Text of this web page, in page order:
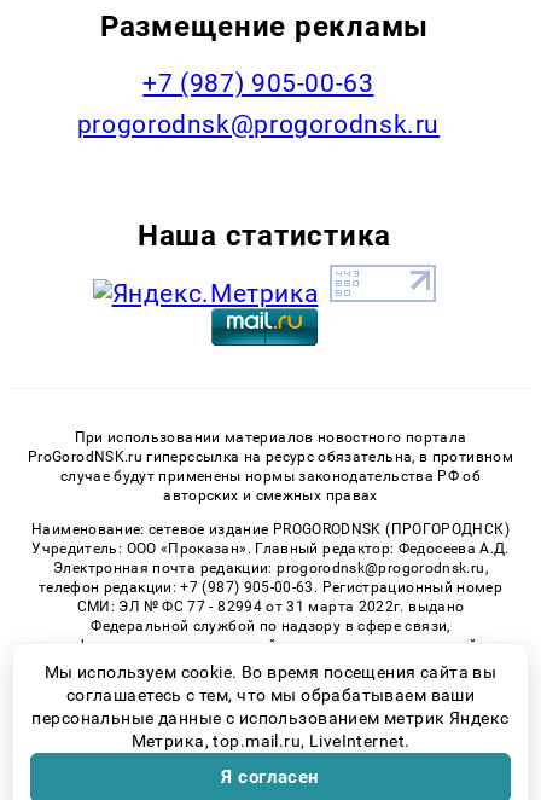
Размещение рекламы
+7 (987) 905-00-63
progorodnsk@progorodnsk.ru
Наша статистика
При использовании материалов новостного портала
ProGorodNSK.ru гиперссылка на ресурс обязательна, в противном
случае будут применены нормы законодательства РФ об
авторских и смежных правах
Наименование: сетевое издание PROGORODNSK (ПРОГОРОДНСК)
Учредитель: ООО «Проказан». Главный редактор: Федосеева А.Д.
Электронная почта редакции: progorodnsk@progorodnsk.ru,
телефон редакции: +7 (987) 905-00-63. Регистрационный номер
СМИ: ЭЛ № ФС 77 - 82994 от 31 марта 2022г. выдано
Федеральной службой по надзору в сфере связи,
информационных технологий и массовых коммуникаций.
Возрастная категория сайта 16+.
© 2026 «progorodnsk» | Все права защищены
Возрастная категория сайта 16+
Мы используем cookie. Во время посещения сайта вы
соглашаетесь с тем, что мы обрабатываем ваши
персональные данные с использованием метрик Яндекс
Метрика, top.mail.ru, LiveInternet.
Я согласен